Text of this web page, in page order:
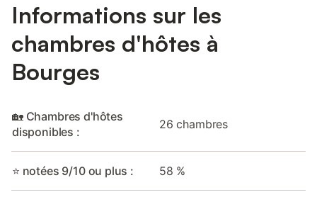
Informations sur les
chambres d'hôtes à
Bourges
🏡 Chambres d'hôtes
disponibles :
26 chambres
⭐ notées 9/10 ou plus : 58 %